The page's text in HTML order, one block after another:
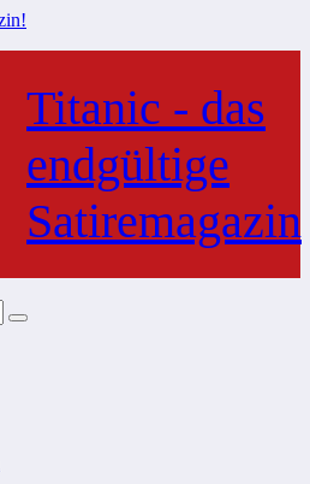
Titanic - das
endgültige
Satiremagazin